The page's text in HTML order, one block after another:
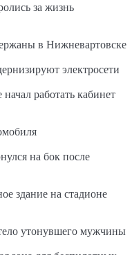
за жизнь
в Нижневартовске
электросети
работать кабинет
на бок после
здание на стадионе
утонувшего мужчины